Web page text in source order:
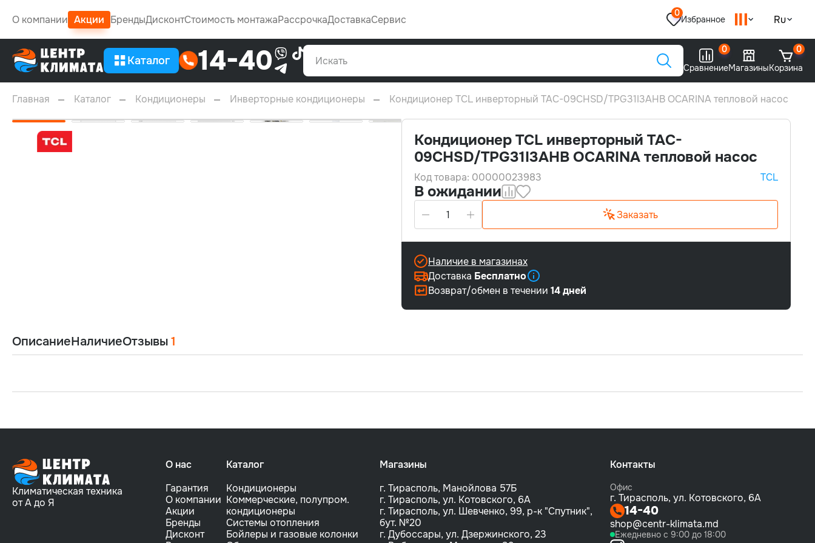
О компании Акции БрендыДисконтСтоимость монтажаРассрочкаДоставкаСервис
0
Избранное Ru
Каталог 14-40 Сравнение
0
МагазиныКорзина
0
Главная Каталог Кондиционеры Инверторные кондиционеры Кондиционер TCL инверторный TAC-09CHSD/TPG31I3AHB OCARINA тепловой насос
Кондиционер TCL инверторный TAC-
09CHSD/TPG31I3AHB OCARINA тепловой насос
Код товара: 00000023983 TCL
В ожидании
Заказать
Наличие в магазинах
Доставка Бесплатно
Возврат/обмен в течении 14 дней
ОписаниеНаличиеОтзывы 1
Климатическая техника
от А до Я
О нас
Гарантия
О компании
Акции
Бренды
Дисконт
Каталог
Кондиционеры
Коммерческие, полупром.
кондиционеры
Системы отопления
Бойлеры и газовые колонки
Магазины
г. Тирасполь, Манойлова 57Б
г. Тирасполь, ул. Котовского, 6A
г. Тирасполь, ул. Шевченко, 99, р-к "Спутник",
бут. №20
г. Дубоссары, ул. Дзержинского, 23
Контакты
Офис
г. Тирасполь, ул. Котовского, 6А
14-40
shop@centr-klimata.md
Ежедневно с 9:00 до 18:00